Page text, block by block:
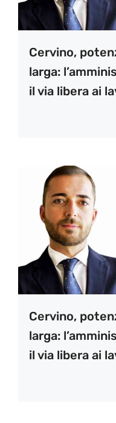
Cervino,
larga:
il via libera ai
Cervino,
larga:
il via libera ai